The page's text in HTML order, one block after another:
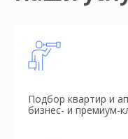
Подбор квартир и
бизнес- и премиум-